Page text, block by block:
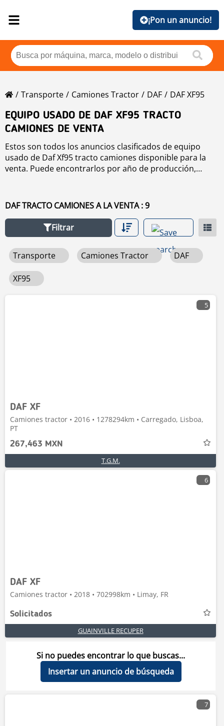
¡Pon un anuncio!
Transporte Camiones Tractor DAF
DAF XF95
EQUIPO USADO DE DAF XF95 TRACTO
CAMIONES DE VENTA
Estos son todos los anuncios clasificados de equipo
usado de Daf Xf95 tracto camiones disponible para la
venta. Puede encontrarlos por año de producción,
navegación de la parte izquierda.
DAF TRACTO CAMIONES A LA VENTA : 9
Filtrar
Transporte Camiones Tractor DAF
XF95
5
DAF XF
Camiones tractor • 2016 • 1278294km • Carregado, Lisboa,
PT
267,463 MXN
T.G.M.
6
DAF XF
Camiones tractor • 2018 • 702998km • Limay, FR
Solicitados
GUAINVILLE RECUPER
Si no puedes encontrar lo que buscas...
Insertar un anuncio de búsqueda
7